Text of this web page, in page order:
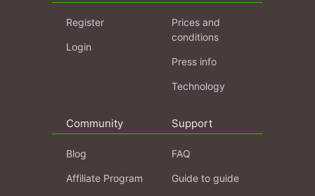
Register
Login
Prices and
conditions
Press info
Technology
Community
Blog
Affiliate Program
Support
FAQ
Guide to guide